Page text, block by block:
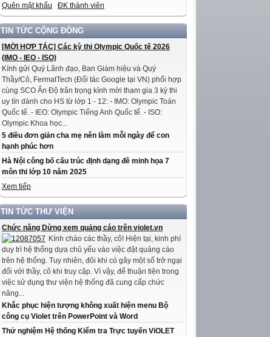
Quên mật khẩu ĐK thành viên
TIN TỨC CỘNG ĐỒNG
[MỜI HỢP TÁC] Các kỳ thi Olympic Quốc tế 2026
(IMO - IEO - ISO)
Kính gửi Quý Lãnh đạo, Ban Giám hiệu và Quý
Thầy/Cô, FermatTech (Đối tác Google tại VN) phối hợp
cùng SCO Ấn Độ trân trọng kính mời tham gia 3 kỳ thi
uy tín dành cho HS từ lớp 1 - 12: - IMO: Olympic Toán
Quốc tế. - IEO: Olympic Tiếng Anh Quốc tế. - ISO:
Olympic Khoa học...
5 điều đơn giản cha mẹ nên làm mỗi ngày để con
hạnh phúc hơn
Hà Nội công bố cấu trúc định dạng đề minh họa 7
môn thi lớp 10 năm 2025
Xem tiếp
TIN TỨC THƯ VIỆN
Chức năng Dừng xem quảng cáo trên violet.vn
Kính chào các thầy, cô! Hiện tại, kinh phí
duy trì hệ thống dựa chủ yếu vào việc đặt quảng cáo
trên hệ thống. Tuy nhiên, đôi khi có gây một số trở ngại
đối với thầy, cô khi truy cập. Vì vậy, để thuận tiện trong
việc sử dụng thư viện hệ thống đã cung cấp chức
năng...
Khắc phục hiện tượng không xuất hiện menu Bộ
công cụ Violet trên PowerPoint và Word
Thử nghiệm Hệ thống Kiểm tra Trực tuyến ViOLET